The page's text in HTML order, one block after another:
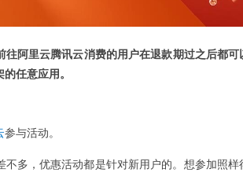
往阿里云腾讯云消费的用户在退款期过之后都
任意应用。
参与活动。
不多，优惠活动都是针对新用户的。想参加照